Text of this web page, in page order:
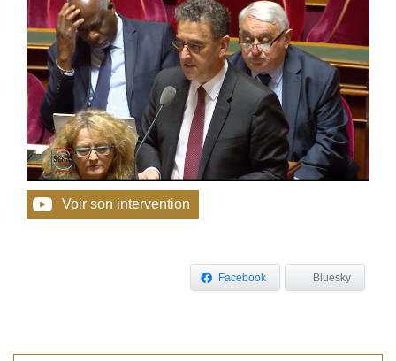
Voir son intervention
Facebook Bluesky